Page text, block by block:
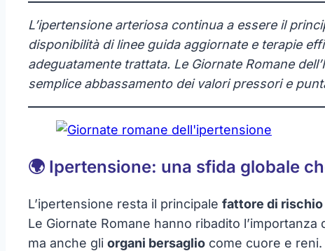
L’ipertensione arteriosa continua a essere il
disponibilità di linee guida aggiornate e terapie
adeguatamente trattata. Le Giornate Romane
semplice abbassamento dei valori pressori e
🌍 Ipertensione: una sfida globale
L’ipertensione resta il principale fattore di
Le Giornate Romane hanno ribadito l’importanza
ma anche gli organi bersaglio come cuore e reni.